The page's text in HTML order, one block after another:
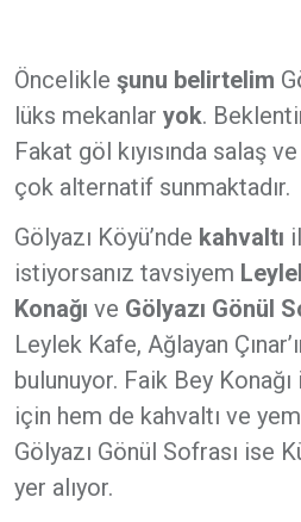
Öncelikle şunu belirtelim
lüks mekanlar yok.
Fakat göl kıyısında salaş
çok alternatif sunmaktadır.
Gölyazı Köyü’nde kahvaltı
istiyorsanız tavsiyem
Konağı ve Gölyazı Gönül
Leylek Kafe, Ağlayan
bulunuyor. Faik Bey
için hem de kahvaltı ve
Gölyazı Gönül Sofrası ise
yer alıyor.